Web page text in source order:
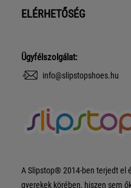
ELÉRHETŐSÉG
Ügyfélszolgálat:
info@slipstopshoes.hu
A Slipstop® 2014-ben terjedt el
gyerekek körében, hiszen sem